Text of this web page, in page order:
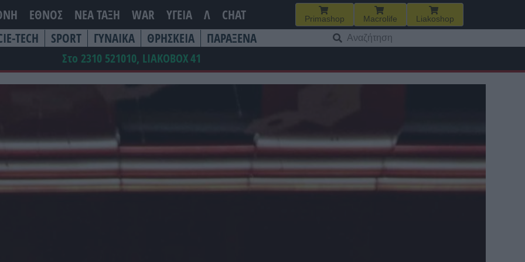
ΕΘΝΟΣ ΝΕΑ ΤΆΞΗ WAR ΥΓΕΙΑ Λ CHAT Primashop Macrolife Liakoshop
TECH SPORT ΓΥΝΑΙΚΑ ΘΡΗΣΚΕΙΑ ΠΑΡΑΞΕΝΑ
για:
Στο 2310 521010, LIAKOBOX41